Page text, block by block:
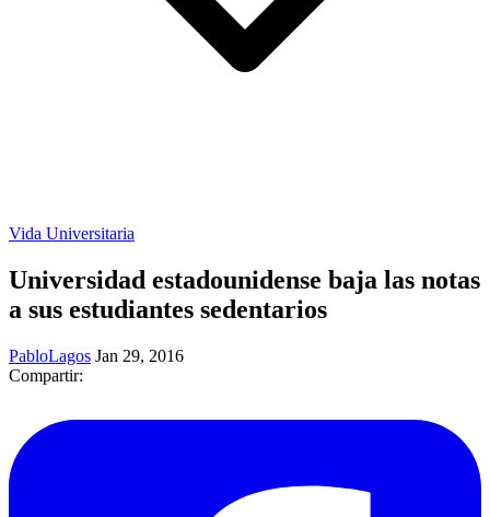
Vida Universitaria
Universidad estadounidense baja las notas
a sus estudiantes sedentarios
PabloLagos Jan 29, 2016
Compartir: